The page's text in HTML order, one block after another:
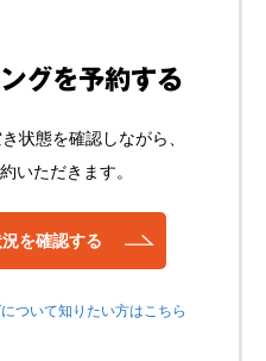
グを予約する
状態を確認しながら、
いただきます。
を確認する
ついて知りたい方はこちら